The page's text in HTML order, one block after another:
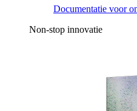
Documentatie voor
Non-stop innovatie